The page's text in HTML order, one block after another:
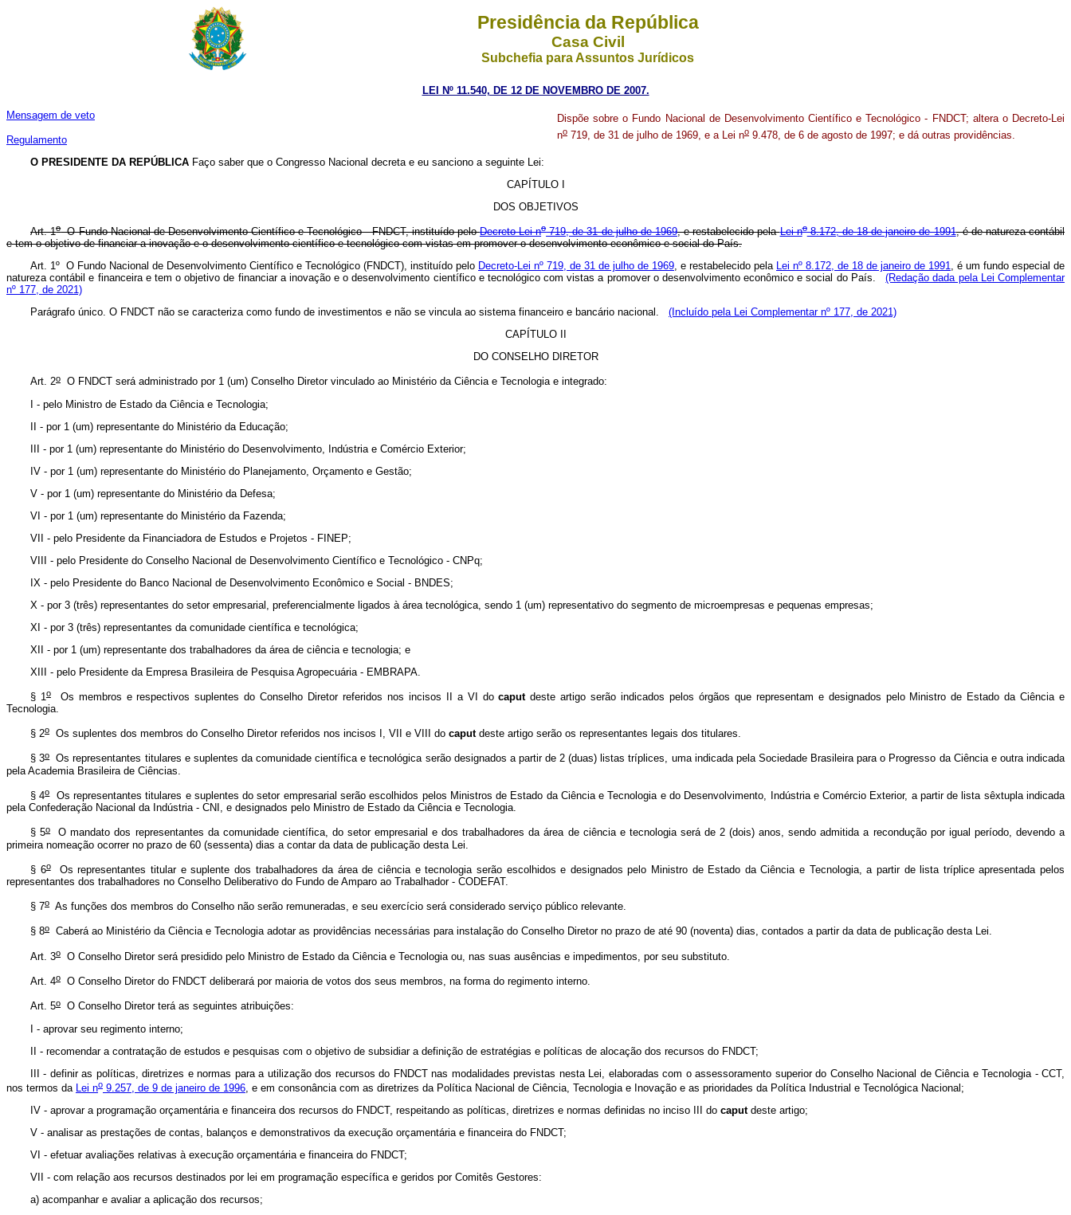
Presidência da República
Casa Civil
Subchefia para Assuntos Jurídicos
LEI Nº 11.540, DE 12 DE NOVEMBRO DE 2007.
Mensagem de veto
Regulamento
Dispõe sobre o Fundo Nacional de Desenvolvimento Científico e Tecnológico - FNDCT; altera o Decreto-Lei
no 719, de 31 de julho de 1969, e a Lei no 9.478, de 6 de agosto de 1997; e dá outras providências.
O PRESIDENTE DA REPÚBLICA Faço saber que o Congresso Nacional decreta e eu sanciono a seguinte Lei:
CAPÍTULO I
DOS OBJETIVOS
Art. 1oO Fundo Nacional de Desenvolvimento Científico e Tecnológico - FNDCT, instituído peloDecreto-Lei no719, de 31 de julho de 1969, e restabelecido pelaLei no8.172, de 18 de janeiro de 1991, é de natureza contábil
e tem o objetivo de financiar a inovação e o desenvolvimento científico e tecnológico com vistas em promover o desenvolvimento econômico e social do País.
Art. 1º O Fundo Nacional de Desenvolvimento Científico e Tecnológico (FNDCT), instituído pelo Decreto-Lei nº 719, de 31 de julho de 1969, e restabelecido pela Lei nº 8.172, de 18 de janeiro de 1991, é um fundo especial de
natureza contábil e financeira e tem o objetivo de financiar a inovação e o desenvolvimento científico e tecnológico com vistas a promover o desenvolvimento econômico e social do País.(Redação dada pela Lei Complementar
nº 177, de 2021)
Parágrafo único. O FNDCT não se caracteriza como fundo de investimentos e não se vincula ao sistema financeiro e bancário nacional.
(Incluído pela Lei Complementar nº 177, de 2021)
CAPÍTULO II
DO CONSELHO DIRETOR
Art. 2o
O FNDCT será administrado por 1 (um) Conselho Diretor vinculado ao Ministério da Ciência e Tecnologia e integrado:
I - pelo Ministro de Estado da Ciência e Tecnologia;
II - por 1 (um) representante do Ministério da Educação;
III - por 1 (um) representante do Ministério do Desenvolvimento, Indústria e Comércio Exterior;
IV - por 1 (um) representante do Ministério do Planejamento, Orçamento e Gestão;
V - por 1 (um) representante do Ministério da Defesa;
VI - por 1 (um) representante do Ministério da Fazenda;
VII - pelo Presidente da Financiadora de Estudos e Projetos - FINEP;
VIII - pelo Presidente do Conselho Nacional de Desenvolvimento Científico e Tecnológico - CNPq;
IX - pelo Presidente do Banco Nacional de Desenvolvimento Econômico e Social - BNDES;
X - por 3 (três) representantes do setor empresarial, preferencialmente ligados à área tecnológica, sendo 1 (um) representativo do segmento de microempresas e pequenas empresas;
XI - por 3 (três) representantes da comunidade científica e tecnológica;
XII - por 1 (um) representante dos trabalhadores da área de ciência e tecnologia; e
XIII - pelo Presidente da Empresa Brasileira de Pesquisa Agropecuária - EMBRAPA.
§ 1 oOs membros e respectivos suplentes do Conselho Diretor referidos nos incisos II a VI docaput deste artigo serão indicados pelos órgãos que representam e designados pelo Ministro de Estado da Ciência e
Tecnologia.
§ 2o Os suplentes dos membros do Conselho Diretor referidos nos incisos I, VII e VIII do caput deste artigo serão os representantes legais dos titulares.
§ 3oOs representantes titulares e suplentes da comunidade científica e tecnológica serão designados a partir de 2 (duas) listas tríplices, uma indicada pela Sociedade Brasileira para o Progresso da Ciência e outra indicada
pela Academia Brasileira de Ciências.
§ 4oOs representantes titulares e suplentes do setor empresarial serão escolhidos pelos Ministros de Estado da Ciência e Tecnologia e do Desenvolvimento, Indústria e Comércio Exterior, a partir de lista sêxtupla indicada
pela Confederação Nacional da Indústria - CNI, e designados pelo Ministro de Estado da Ciência e Tecnologia.
§ 5o
O mandato dos representantes da comunidade científica, do setor empresarial e dos trabalhadores da área de ciência e tecnologia será de 2 (dois) anos, sendo admitida a recondução por igual período, devendo a
primeira nomeação ocorrer no prazo de 60 (sessenta) dias a contar da data de publicação desta Lei.
§ 6oOs representantes titular e suplente dos trabalhadores da área de ciência e tecnologia serão escolhidos e designados pelo Ministro de Estado da Ciência e Tecnologia, a partir de lista tríplice apresentada pelos
representantes dos trabalhadores no Conselho Deliberativo do Fundo de Amparo ao Trabalhador - CODEFAT.
§ 7o As funções dos membros do Conselho não serão remuneradas, e seu exercício será considerado serviço público relevante.
§ 8o Caberá ao Ministério da Ciência e Tecnologia adotar as providências necessárias para instalação do Conselho Diretor no prazo de até 90 (noventa) dias, contados a partir da data de publicação desta Lei.
Art. 3o O Conselho Diretor será presidido pelo Ministro de Estado da Ciência e Tecnologia ou, nas suas ausências e impedimentos, por seu substituto.
Art. 4o O Conselho Diretor do FNDCT deliberará por maioria de votos dos seus membros, na forma do regimento interno.
Art. 5o
O Conselho Diretor terá as seguintes atribuições:
I - aprovar seu regimento interno;
II - recomendar a contratação de estudos e pesquisas com o objetivo de subsidiar a definição de estratégias e políticas de alocação dos recursos do FNDCT;
III - definir as políticas, diretrizes e normas para a utilização dos recursos do FNDCT nas modalidades previstas nesta Lei, elaboradas com o assessoramento superior do Conselho Nacional de Ciência e Tecnologia - CCT,
nos termos da Lei no 9.257, de 9 de janeiro de 1996, e em consonância com as diretrizes da Política Nacional de Ciência, Tecnologia e Inovação e as prioridades da Política Industrial e Tecnológica Nacional;
IV - aprovar a programação orçamentária e financeira dos recursos do FNDCT, respeitando as políticas, diretrizes e normas definidas no inciso III do caput deste artigo;
V - analisar as prestações de contas, balanços e demonstrativos da execução orçamentária e financeira do FNDCT;
VI - efetuar avaliações relativas à execução orçamentária e financeira do FNDCT;
VII - com relação aos recursos destinados por lei em programação específica e geridos por Comitês Gestores:
a) acompanhar e avaliar a aplicação dos recursos;